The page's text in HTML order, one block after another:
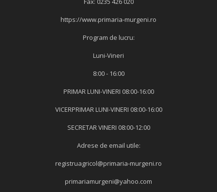
https://www.primaria-murgeni.ro
Program de lucru:
Luni-Vineri
8:00 - 16:00
PRIMAR LUNI-VINERI 08:00-16:00
VICERPRIMAR LUNI-VINERI 08:00-16:00
SECRETAR VINERI 08:00-12:00
Adrese de email utile:
registruagricol@primaria-murgeni.ro
primariamurgeni@yahoo.com